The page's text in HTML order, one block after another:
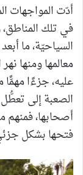
أدّت المواجهات
في تلك المناطق،
السياحيّة، ما
معالمها ومنها
عليه، جزءًا
الصعبة إلى
أصحابها، فمنهم
فتحها بشكل